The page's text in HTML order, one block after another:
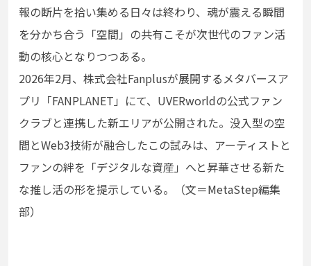
報の断片を拾い集める日々は終わり、魂が震える瞬間
を分かち合う「空間」の共有こそが次世代のファン活
動の核心となりつつある。
2026年2月、株式会社Fanplusが展開するメタバースア
プリ「FANPLANET」にて、UVERworldの公式ファン
クラブと連携した新エリアが公開された。没入型の空
間とWeb3技術が融合したこの試みは、アーティストと
ファンの絆を「デジタルな資産」へと昇華させる新た
な推し活の形を提示している。（文＝MetaStep編集
部）